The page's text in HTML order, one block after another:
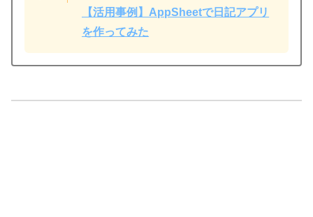
【活用事例】AppSheetで日記アプリ
を作ってみた